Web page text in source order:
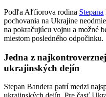
Podľa Aľfiorova rodina Stepana
pochovania na Ukrajine
na pokračujúcu vojnu a možné
miestom posledného odpočinku.
Jedna z
ukrajinských dejín
Stepan Bandera patrí medzi